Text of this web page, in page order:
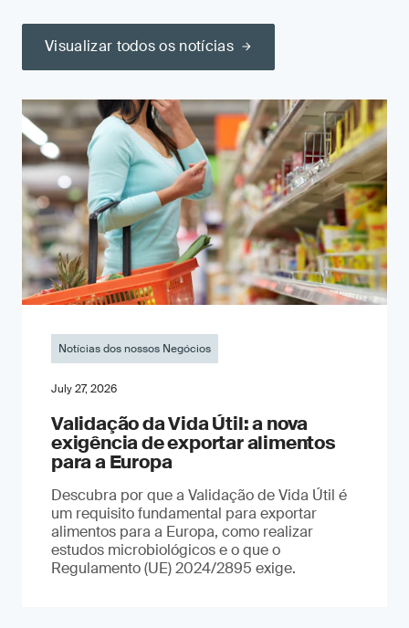
Visualizar todos os notícias
Notícias dos nossos Negócios
July 27, 2026
Validação da Vida Útil: a nova
exigência de exportar alimentos
para a Europa
Descubra por que a Validação de Vida Útil é
um requisito fundamental para exportar
alimentos para a Europa, como realizar
estudos microbiológicos e o que o
Regulamento (UE) 2024/2895 exige.